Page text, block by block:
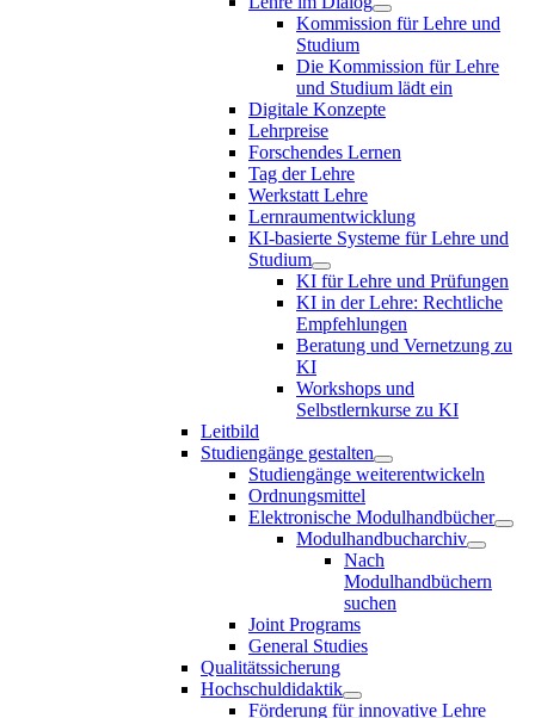
Kommission für Lehre und
Studium
Die Kommission für Lehre
und Studium lädt ein
Digitale Konzepte
Lehrpreise
Forschendes Lernen
Tag der Lehre
Werkstatt Lehre
Lernraumentwicklung
KI-basierte Systeme für Lehre und
Studium
KI für Lehre und Prüfungen
KI in der Lehre: Rechtliche
Empfehlungen
Beratung und Vernetzung zu
KI
Workshops und
Selbstlernkurse zu KI
Leitbild
Studiengänge gestalten
Studiengänge weiterentwickeln
Ordnungsmittel
Elektronische Modulhandbücher
Modulhandbucharchiv
Nach
Modulhandbüchern
suchen
Joint Programs
General Studies
Qualitätssicherung
Hochschuldidaktik
Förderung für innovative Lehre